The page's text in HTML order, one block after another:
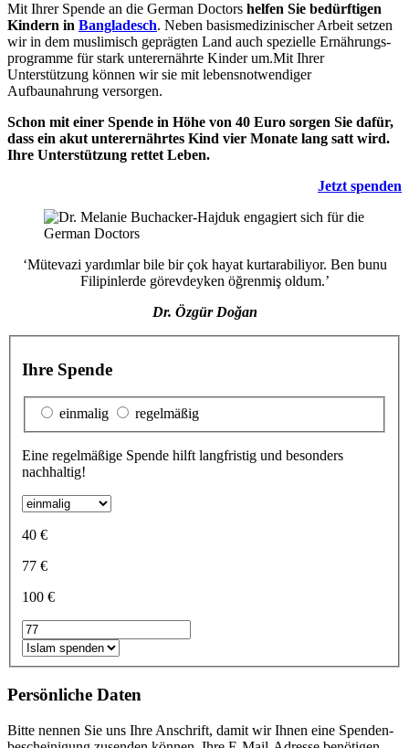
Mit Ihrer Spende an die German Doctors helfen Sie bedürf­tigen
Kindern in Bangladesch. Neben basis­medi­zinischer Arbeit setzen
wir in dem mus­limisch geprägten Land auch spezielle Ernährungs­
programme für stark unter­ernährte Kinder um.Mit Ihrer
Unterstützung können wir sie mit lebensnotwendiger
Aufbaunahrung versorgen.
Schon mit einer Spende in Höhe von 40 Euro sorgen Sie dafür,
dass ein akut unterernährtes Kind vier Monate lang satt wird.
Ihre Unterstützung rettet Leben.
Jetzt spenden
‘Mütevazi yardımlar bile bir çok hayat kurtarabiliyor. Ben bunu
Filipinlerde görevdeyken öğrenmiş oldum.’
Dr. Özgür Doğan
Ihre Spende
einmalig regelmäßig
Eine regelmäßige Spende hilft langfristig und besonders
nachhaltig!
40 €
77 €
100 €
Persönliche Daten
Bitte nennen Sie uns Ihre Anschrift, damit wir Ihnen eine Spenden­